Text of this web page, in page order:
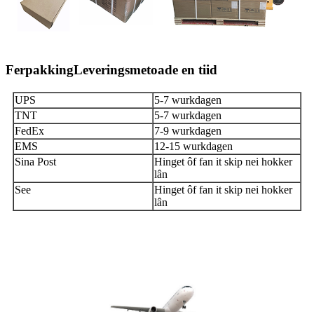
FerpakkingLeveringsmetoade en tiid
UPS
5-7 wurkdagen
TNT
5-7 wurkdagen
FedEx
7-9 wurkdagen
EMS
12-15 wurkdagen
Sina Post
Hinget ôf fan it skip nei hokker
lân
See
Hinget ôf fan it skip nei hokker
lân